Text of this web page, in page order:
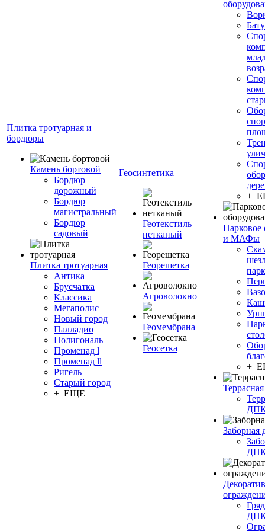
Плитка тротуарная и
бордюры
Камень бортовой
Бордюр
дорожный
Бордюр
магистральный
Бордюр
садовый
Плитка тротуарная
Антика
Брусчатка
Классика
Мегаполис
Новый город
Палладио
Полигональ
Променад l
Променад ll
Ригель
Старый город
+ ЕЩЕ
Геосинтетика
Геотекстиль
нетканый
Георешетка
Агроволокно
Геомембрана
Геосетка
+
Парковое
и МАФы
+
Заборная